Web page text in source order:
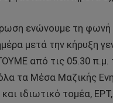
ενώνουμε τη
μετά την κήρυξη
από τις 05.30 π.μ.
τα Μέσα Μαζικής
ιδιωτικό τομέα,